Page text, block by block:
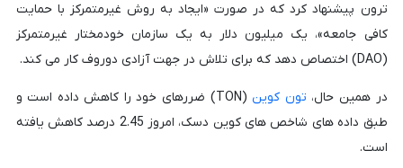
ترون پیشنهاد کرد که در صورت «ایجاد به روش غیرمتمرکز با حمایت
کافی جامعه»، یک میلیون دلار به یک سازمان خودمختار غیرمتمرکز
(DAO) اختصاص دهد که برای تلاش در جهت آزادی دوروف کار می کند.
در همین حال، تون کوین
(TON) ضررهای خود را کاهش داده است و
طبق داده های شاخص های کوین دسک، امروز 2.45 درصد کاهش یافته
است.